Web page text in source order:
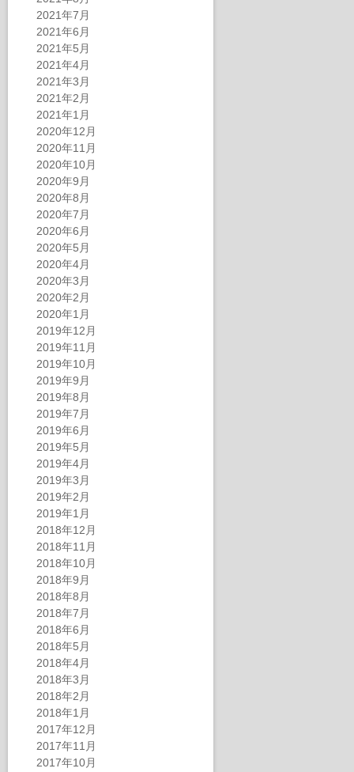
2021年7月
2021年6月
2021年5月
2021年4月
2021年3月
2021年2月
2021年1月
2020年12月
2020年11月
2020年10月
2020年9月
2020年8月
2020年7月
2020年6月
2020年5月
2020年4月
2020年3月
2020年2月
2020年1月
2019年12月
2019年11月
2019年10月
2019年9月
2019年8月
2019年7月
2019年6月
2019年5月
2019年4月
2019年3月
2019年2月
2019年1月
2018年12月
2018年11月
2018年10月
2018年9月
2018年8月
2018年7月
2018年6月
2018年5月
2018年4月
2018年3月
2018年2月
2018年1月
2017年12月
2017年11月
2017年10月